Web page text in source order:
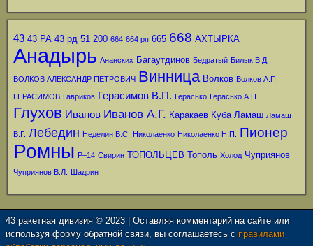
43 43 РА 43 рд 51 200 664 664 рп 665 668 АХТЫРКА
Анадырь Ананских Багаутдинов Бедратый Билык В.Д.
ВОЛКОВ АЛЕКСАНДР ПЕТРОВИЧ Винница Волков Волков А.П.
ГЕРАСИМОВ Гавриков Герасимов В.П. Герасько Герасько А.П.
Глухов Иванов Иванов А.Г. Каракаев Куба Ламаш Ламаш
В.Г. Лебедин Неделин В.С. Николаенко Николаенко Н.П. Пионер
Ромны Р–14 Свирин ТОПОЛЬЦЕВ Тополь Холод Чуприянов
Чуприянов В.Л. Шадрин
43 ракетная дивизия © 2023 | Оставляя комментарий на сайте или
используя форму обратной связи, вы соглашаетесь с правилами